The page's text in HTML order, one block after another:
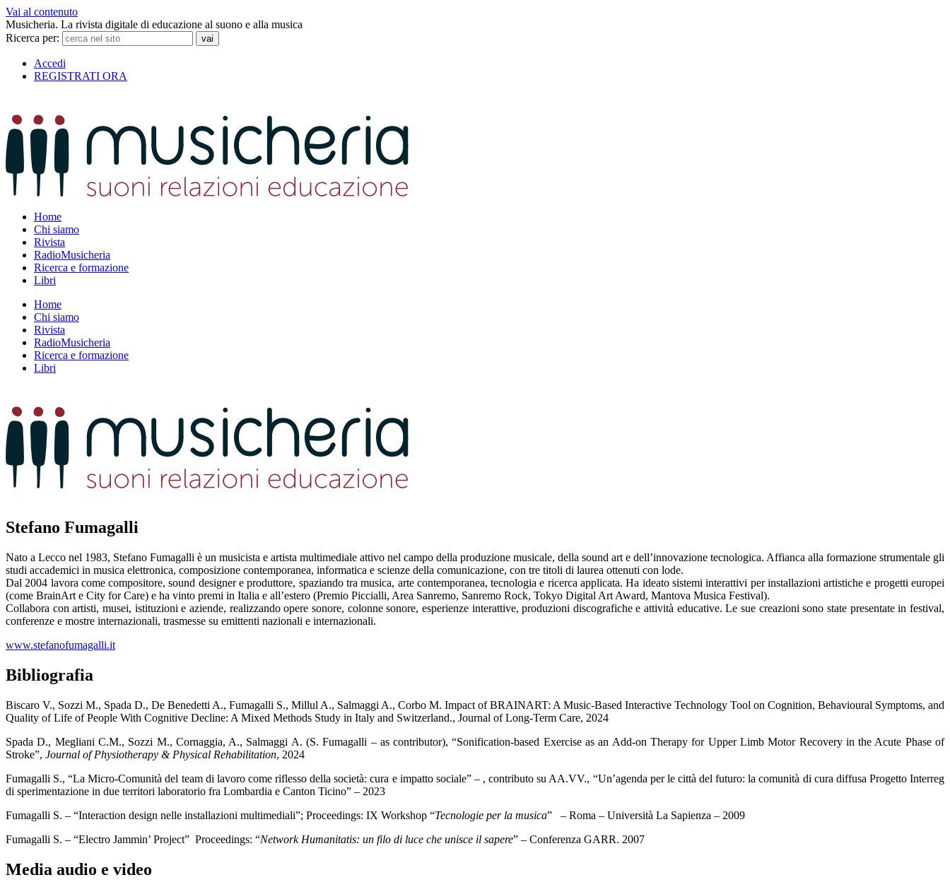
Vai al contenuto
Musicheria. La rivista digitale di educazione al suono e alla musica
Ricerca per:
Accedi
REGISTRATI ORA
Home
Chi siamo
Rivista
RadioMusicheria
Ricerca e formazione
Libri
Home
Chi siamo
Rivista
RadioMusicheria
Ricerca e formazione
Libri
Stefano Fumagalli
Nato a Lecco nel 1983, Stefano Fumagalli è un musicista e artista multimediale attivo nel campo della produzione musicale, della sound art e dell’innovazione tecnologica. Affianca alla formazione strumentale gli
studi accademici in musica elettronica, composizione contemporanea, informatica e scienze della comunicazione, con tre titoli di laurea ottenuti con lode.
Dal 2004 lavora come compositore, sound designer e produttore, spaziando tra musica, arte contemporanea, tecnologia e ricerca applicata. Ha ideato sistemi interattivi per installazioni artistiche e progetti europei
(come BrainArt e City for Care) e ha vinto premi in Italia e all’estero (Premio Piccialli, Area Sanremo, Sanremo Rock, Tokyo Digital Art Award, Mantova Musica Festival).
Collabora con artisti, musei, istituzioni e aziende, realizzando opere sonore, colonne sonore, esperienze interattive, produzioni discografiche e attività educative. Le sue creazioni sono state presentate in festival,
conferenze e mostre internazionali, trasmesse su emittenti nazionali e internazionali.
www.stefanofumagalli.it
Bibliografia
Biscaro V., Sozzi M., Spada D., De Benedetti A., Fumagalli S., Millul A., Salmaggi A., Corbo M. Impact of BRAINART: A Music-Based Interactive Technology Tool on Cognition, Behavioural Symptoms, and
Quality of Life of People With Cognitive Decline: A Mixed Methods Study in Italy and Switzerland., Journal of Long-Term Care, 2024
Spada D., Megliani C.M., Sozzi M., Cornaggia, A., Salmaggi A. (S. Fumagalli – as contributor), “Sonification-based Exercise as an Add-on Therapy for Upper Limb Motor Recovery in the Acute Phase of
Stroke”, Journal of Physiotherapy & Physical Rehabilitation, 2024
Fumagalli S., “La Micro-Comunità del team di lavoro come riflesso della società: cura e impatto sociale” – , contributo su AA.VV., “Un’agenda per le città del futuro: la comunità di cura diffusa Progetto Interreg
di sperimentazione in due territori laboratorio fra Lombardia e Canton Ticino” – 2023
Fumagalli S. – “Interaction design nelle installazioni multimediali”; Proceedings: IX Workshop “Tecnologie per la musica” – Roma – Università La Sapienza – 2009
Fumagalli S. – “Electro Jammin’ Project” Proceedings: “Network Humanitatis: un filo di luce che unisce il sapere” – Conferenza GARR. 2007
Media audio e video